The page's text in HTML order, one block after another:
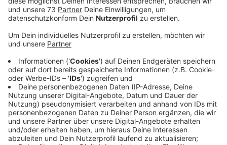
Anzeige
Laut Polizei ein besonderes brutales
Verbrechen
Anzeige
Bei der Fernsehsendung Aktenzeichen XY ungelöst
geht es heute abend auch um ein brutales Verbrechen